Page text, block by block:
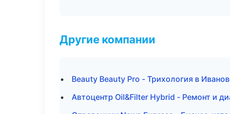
Другие компании
Beauty Beauty Pro - Трихология в
Автоцентр Oil&Filter Hybrid - Ремонт и